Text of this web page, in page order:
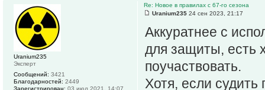
Re: Новое в правилах с 67-го сезона
Uranium235 24 сен 2023, 21:17
Аккуратнее с
для защиты, есть
поучаствовать.
Хотя, если
Uranium235
Эксперт
Сообщений: 3421
Благодарностей: 2449
Зарегистрирован: 03 июл 2021, 14:07